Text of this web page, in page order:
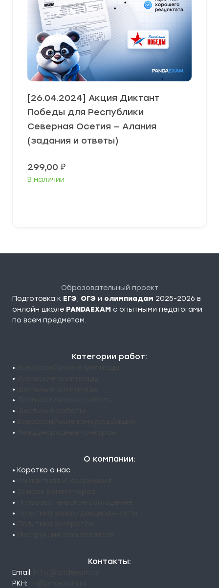
[26.04.2024] Акция Диктант
Победы для Республики
Северная Осетия — Алания
(задания и ответы)
299,00 ₽
В наличии
Образовательный проект
Подготовка к ЕГЭ, ОГЭ и олимпиадам 2025-2026 в
онлайн школе PANDAEXAM c опытными педагогами
по всем предметам.
Категории работ:
•
•
•
•
•
•
•
О компании:
• Коротко о нас
•
•
•
•
•
•
Контакты:
Email:
РКН: